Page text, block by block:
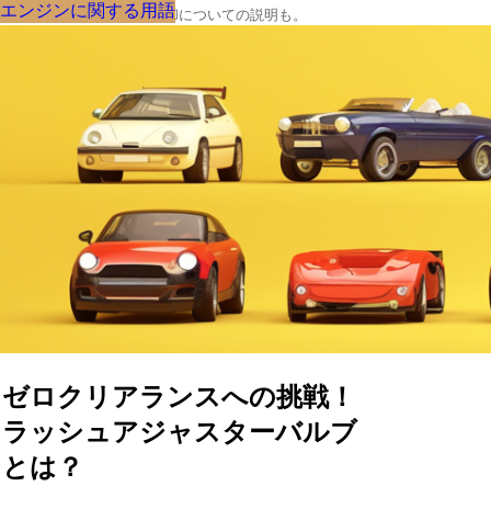
クルマの大辞典、購入･売却についての説明も。
ゼロクリアランスへの挑戦！
ラッシュアジャスターバルブ
とは？
エンジンに関する用語
エンジンに関する用語
エンジンに関する用語
エンジンに関する用語
エンジンに関する用語
エンジンに関する用語
エンジンに関する用語
エンジンに関する用語
エンジンに関する用語